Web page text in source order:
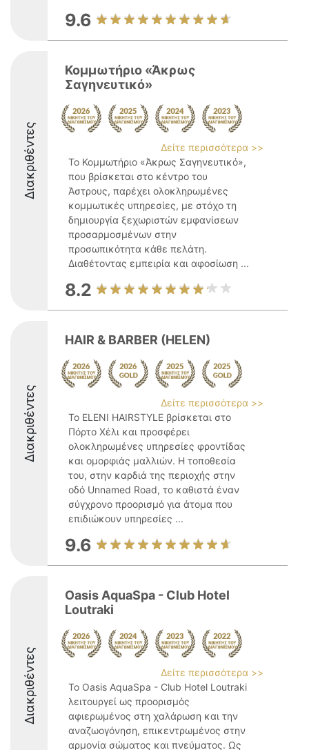
9.6
Διακριθέντες
Κομμωτήριο «Άκρως
Σαγηνευτικό»
Δείτε περισσότερα >>
Το Κομμωτήριο «Άκρως Σαγηνευτικό»,
που βρίσκεται στο κέντρο του
Άστρους, παρέχει ολοκληρωμένες
κομμωτικές υπηρεσίες, με στόχο τη
δημιουργία ξεχωριστών εμφανίσεων
προσαρμοσμένων στην
προσωπικότητα κάθε πελάτη.
Διαθέτοντας εμπειρία και αφοσίωση ...
8.2
Διακριθέντες
HAIR & BARBER (HELEN)
Δείτε περισσότερα >>
Το ELENI HAIRSTYLE βρίσκεται στο
Πόρτο Χέλι και προσφέρει
ολοκληρωμένες υπηρεσίες φροντίδας
και ομορφιάς μαλλιών. Η τοποθεσία
του, στην καρδιά της περιοχής στην
οδό Unnamed Road, το καθιστά έναν
σύγχρονο προορισμό για άτομα που
επιδιώκουν υπηρεσίες ...
9.6
Διακριθέντες
Oasis AquaSpa - Club Hotel
Loutraki
Δείτε περισσότερα >>
Το Oasis AquaSpa - Club Hotel Loutraki
λειτουργεί ως προορισμός
αφιερωμένος στη χαλάρωση και την
αναζωογόνηση, επικεντρωμένος στην
αρμονία σώματος και πνεύματος. Ως